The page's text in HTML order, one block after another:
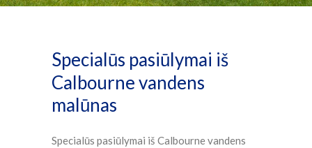
Specialūs pasiūlymai iš
Calbourne vandens
malūnas
Specialūs pasiūlymai iš Calbourne vandens